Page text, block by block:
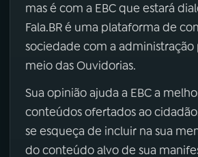
mas é com a EBC que estará
Fala.BR é uma plataforma de
sociedade com a
meio das Ouvidorias.
Sua opinião ajuda a EBC a
conteúdos ofertados ao
se esqueça de incluir na sua
do conteúdo alvo de sua